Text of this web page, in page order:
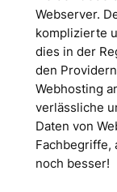
Webserver.
komplizierte
dies in der
den
Webhosting
verlässliche
Daten von
Fachbegriffe,
noch besser!